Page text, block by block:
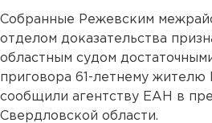
Собранные Режевским
отделом доказательства
областным судом
приговора 61-летнему
сообщили агентству ЕАН в
Свердловской области.